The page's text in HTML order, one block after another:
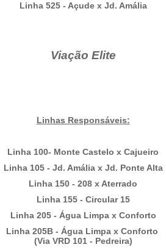
Linha 525 - Açude x Jd. Amália
Viação Elite
Linhas Responsáveis:
Linha 100- Monte Castelo x Cajueiro
Linha 105 - Jd. Amália x Jd. Ponte Alta
Linha 150 - 208 x Aterrado
Linha 155 - Circular 15
Linha 205 - Água Limpa x Conforto
Linha 205B - Água Limpa x Conforto
(Via VRD 101 - Pedreira)